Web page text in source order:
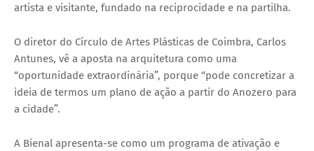
artista e visitante, fundado na reciprocidade e na partilha.
O diretor do Círculo de Artes Plásticas de Coimbra, Carlos
Antunes, vê a aposta na arquitetura como uma
“oportunidade extraordinária”, porque “pode concretizar a
ideia de termos um plano de ação a partir do Anozero para
a cidade”.
A Bienal apresenta-se como um programa de ativação e